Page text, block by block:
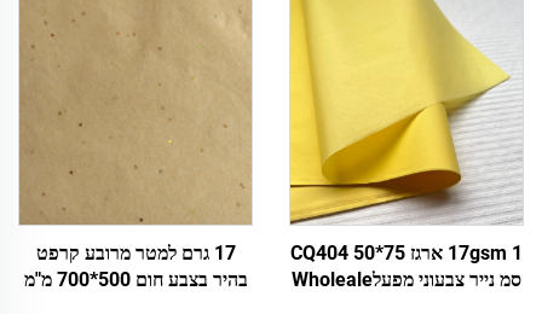
17gsm 1 ארגז CQ404 50*75
סמ נייר צבעוני מפעלWholeale
17 גרם למטר מרובע קרפט
בהיר בצבע חום 500*700 מ"מ